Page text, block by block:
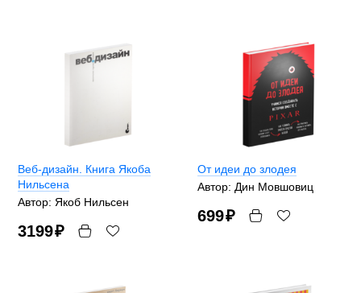
Веб-дизайн. Книга Якоба
Нильсена
Автор: Якоб Нильсен
3199₽
От идеи до злодея
Автор: Дин Мовшовиц
699₽